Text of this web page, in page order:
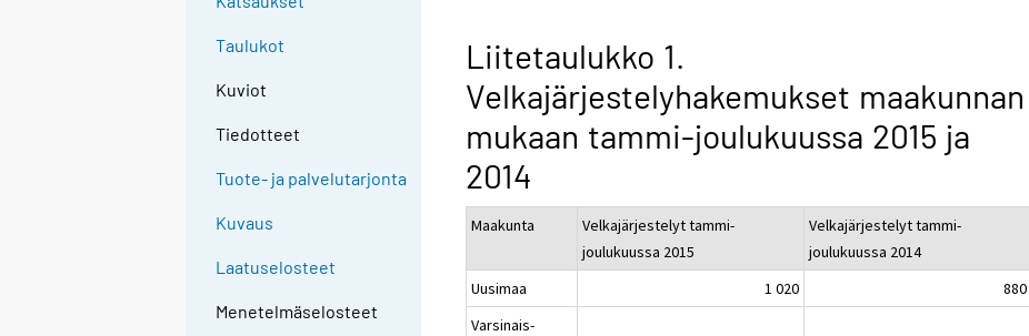
Taulukot
Kuviot
Tiedotteet
Tuote- ja palvelutarjonta
Kuvaus
Laatuselosteet
Menetelmäselosteet
Liitetaulukko 1.
Velkajärjestelyhakemukset maakunnan
mukaan tammi-joulukuussa 2015 ja
2014
Maakunta
Velkajärjestelyt tammi-
joulukuussa 2015
Velkajärjestelyt tammi-
joulukuussa 2014
Uusimaa
1 020
880
Varsinais-